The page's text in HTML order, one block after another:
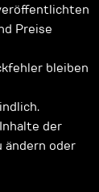
Preise
bleiben
der
ändern oder